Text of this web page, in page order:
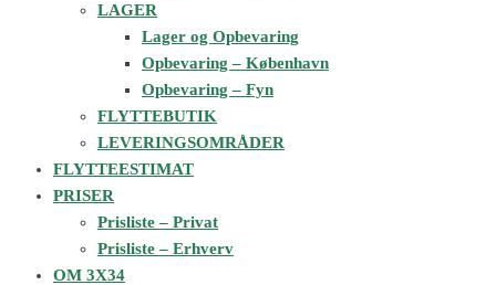
LAGER
Lager og Opbevaring
Opbevaring – København
Opbevaring – Fyn
FLYTTEBUTIK
LEVERINGSOMRÅDER
FLYTTEESTIMAT
PRISER
Prisliste – Privat
Prisliste – Erhverv
OM 3X34